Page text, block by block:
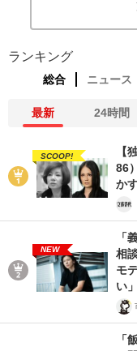
ランキング
総合 ニュース
最新 24時間
SCOOP!
【
86
か
NEW
「
相
モ
い
「